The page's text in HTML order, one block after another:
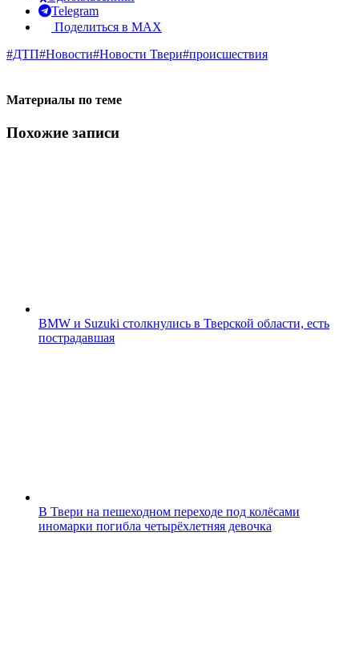
Telegram
Поделиться в MAX
#ДТП#Новости#Новости Твери#происшествия
Материалы по теме
Похожие записи
BMW и Suzuki столкнулись в Тверской области, есть
пострадавшая
В Твери на пешеходном переходе под колёсами
иномарки погибла четырёхлетняя девочка